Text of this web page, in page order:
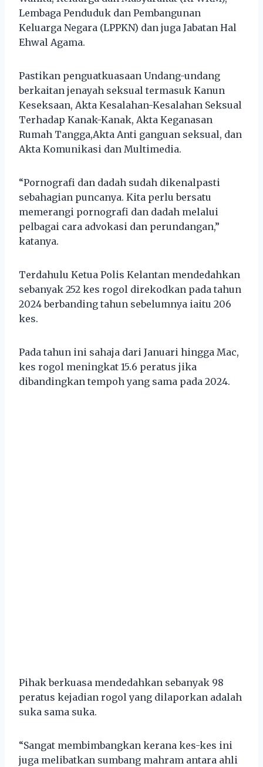
Lembaga Penduduk dan Pembangunan
Keluarga Negara (LPPKN) dan juga Jabatan Hal
Ehwal Agama.
Pastikan penguatkuasaan Undang-undang
berkaitan jenayah seksual termasuk Kanun
Keseksaan, Akta Kesalahan-Kesalahan Seksual
Terhadap Kanak-Kanak, Akta Keganasan
Rumah Tangga,Akta Anti ganguan seksual, dan
Akta Komunikasi dan Multimedia.
“Pornografi dan dadah sudah dikenalpasti
sebahagian puncanya. Kita perlu bersatu
memerangi pornografi dan dadah melalui
pelbagai cara advokasi dan perundangan,”
katanya.
Terdahulu Ketua Polis Kelantan mendedahkan
sebanyak 252 kes rogol direkodkan pada tahun
2024 berbanding tahun sebelumnya iaitu 206
kes.
Pada tahun ini sahaja dari Januari hingga Mac,
kes rogol meningkat 15.6 peratus jika
dibandingkan tempoh yang sama pada 2024.
Pihak berkuasa mendedahkan sebanyak 98
peratus kejadian rogol yang dilaporkan adalah
suka sama suka.
“Sangat membimbangkan kerana kes-kes ini
juga melibatkan sumbang mahram antara ahli